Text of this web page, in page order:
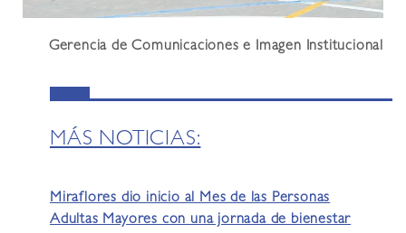
Gerencia de Comunicaciones e Imagen Institucional
MÁS NOTICIAS:
Miraflores dio inicio al Mes de las Personas
Adultas Mayores con una jornada de bienestar